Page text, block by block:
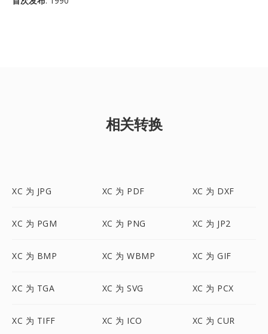
相关转换
XC 为 JPG XC 为 PDF XC 为 DXF
XC 为 PGM XC 为 PNG XC 为 JP2
XC 为 BMP XC 为 WBMP XC 为 GIF
XC 为 TGA XC 为 SVG XC 为 PCX
XC 为 TIFF XC 为 ICO XC 为 CUR